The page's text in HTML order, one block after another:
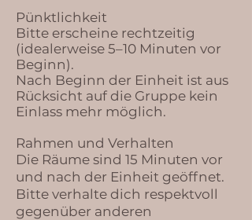
Pünktlichkeit
Bitte erscheine rechtzeitig
(idealerweise 5–10 Minuten vor
Beginn).
Nach Beginn der Einheit ist aus
Rücksicht auf die Gruppe kein
Einlass mehr möglich.
Rahmen und Verhalten
Die Räume sind 15 Minuten vor
und nach der Einheit geöffnet.
Bitte verhalte dich respektvoll
gegenüber anderen